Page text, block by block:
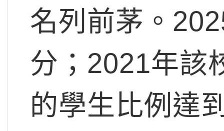
名列前茅。
分；2021年該
的學生比例達